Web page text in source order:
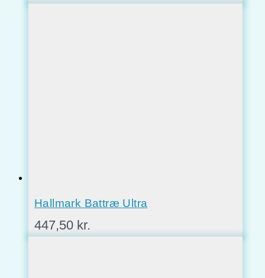
Hallmark Battræ Ultra
447,50 kr.